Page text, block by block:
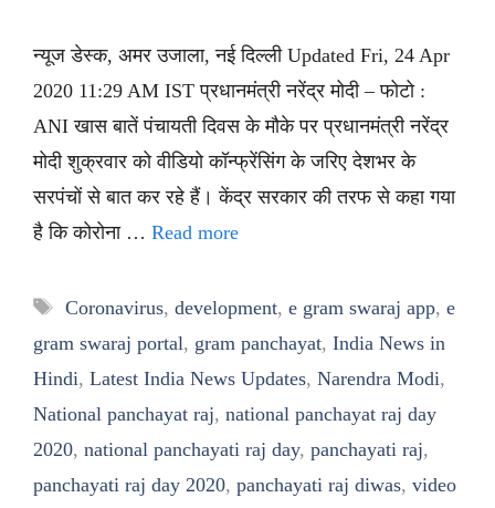
न्यूज डेस्क, अमर उजाला, नई दिल्ली Updated Fri, 24 Apr
2020 11:29 AM IST प्रधानमंत्री नरेंद्र मोदी – फोटो :
ANI खास बातें पंचायती दिवस के मौके पर प्रधानमंत्री नरेंद्र
मोदी शुक्रवार को वीडियो कॉन्फ्रेंसिंग के जरिए देशभर के
सरपंचों से बात कर रहे हैं। केंद्र सरकार की तरफ से कहा गया
है कि कोरोना … Read more
Tags
Coronavirus, development, e gram swaraj app, e
gram swaraj portal, gram panchayat, India News in
Hindi, Latest India News Updates, Narendra Modi,
National panchayat raj, national panchayat raj day
2020, national panchayati raj day, panchayati raj,
panchayati raj day 2020, panchayati raj diwas, video